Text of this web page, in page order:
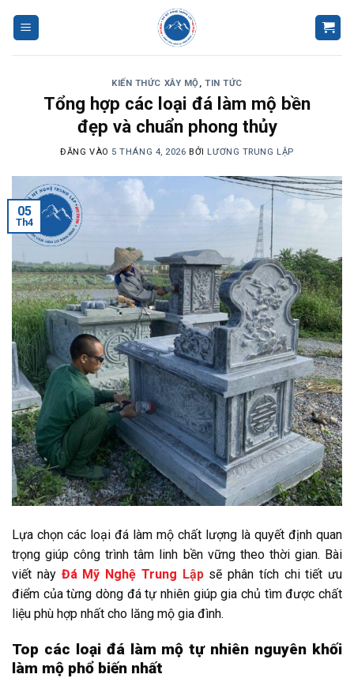
KIẾN THỨC XÂY MỘ,TIN TỨC
Tổng hợp các loại đá làm mộ bền
đẹp và chuẩn phong thủy
ĐĂNG VÀO 5 THÁNG 4, 2026 BỞI LƯƠNG TRUNG LẬP
05
Th4
Lựa chọn các loại đá làm mộ chất lượng là quyết định quan
trọng giúp công trình tâm linh bền vững theo thời gian. Bài
viết này Đá Mỹ Nghệ Trung Lậpsẽ phân tích chi tiết ưu
điểm của từng dòng đá tự nhiên giúp gia chủ tìm được chất
liệu phù hợp nhất cho lăng mộ gia đình.
Top các loại đá làm mộ tự nhiên nguyên khối
làm mộ phổ biến nhất